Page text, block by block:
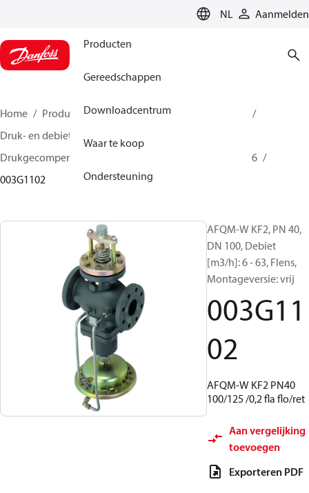
NL Aanmelden
Producten
Gereedschappen
Downloadcentrum
Waar te koop
Ondersteuning
Home Producten
Climate Solutions voor heating
Druk- en debietregelaars
Drukgecompenseerde regelafsluiters
AFQM / AFQM 6
003G1102
AFQM-W KF2, PN 40,
DN 100, Debiet
[m3/h]: 6 - 63, Flens,
Montageversie: vrij
003G11
02
AFQM-W KF2 PN40
100/125 /0,2 fla flo/ret
Aan vergelijking
toevoegen
Exporteren PDF